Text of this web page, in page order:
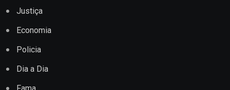
Justiça
Economia
Policia
Dia a Dia
Fama